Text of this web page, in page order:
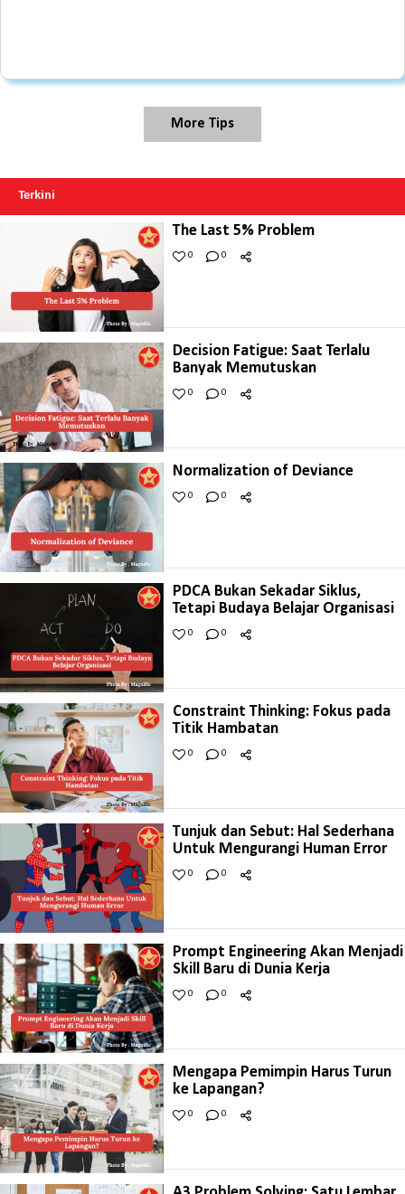
More Tips
Terkini
The Last 5% Problem
0 0
Decision Fatigue: Saat Terlalu
Banyak Memutuskan
0 0
Normalization of Deviance
0 0
PDCA Bukan Sekadar Siklus,
Tetapi Budaya Belajar Organisasi
0 0
Constraint Thinking: Fokus pada
Titik Hambatan
0 0
Tunjuk dan Sebut: Hal Sederhana
Untuk Mengurangi Human Error
0 0
Prompt Engineering Akan Menjadi
Skill Baru di Dunia Kerja
0 0
Mengapa Pemimpin Harus Turun
ke Lapangan?
0 0